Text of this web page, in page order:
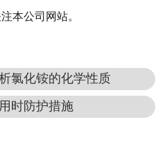
本公司网站。
氯化铵的化学性质
时防护措施